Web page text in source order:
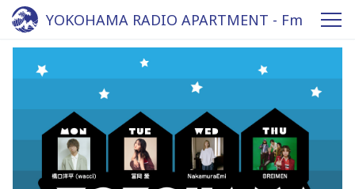
YOKOHAMA RADIO APARTMENT - Fm
yokohama 84.7